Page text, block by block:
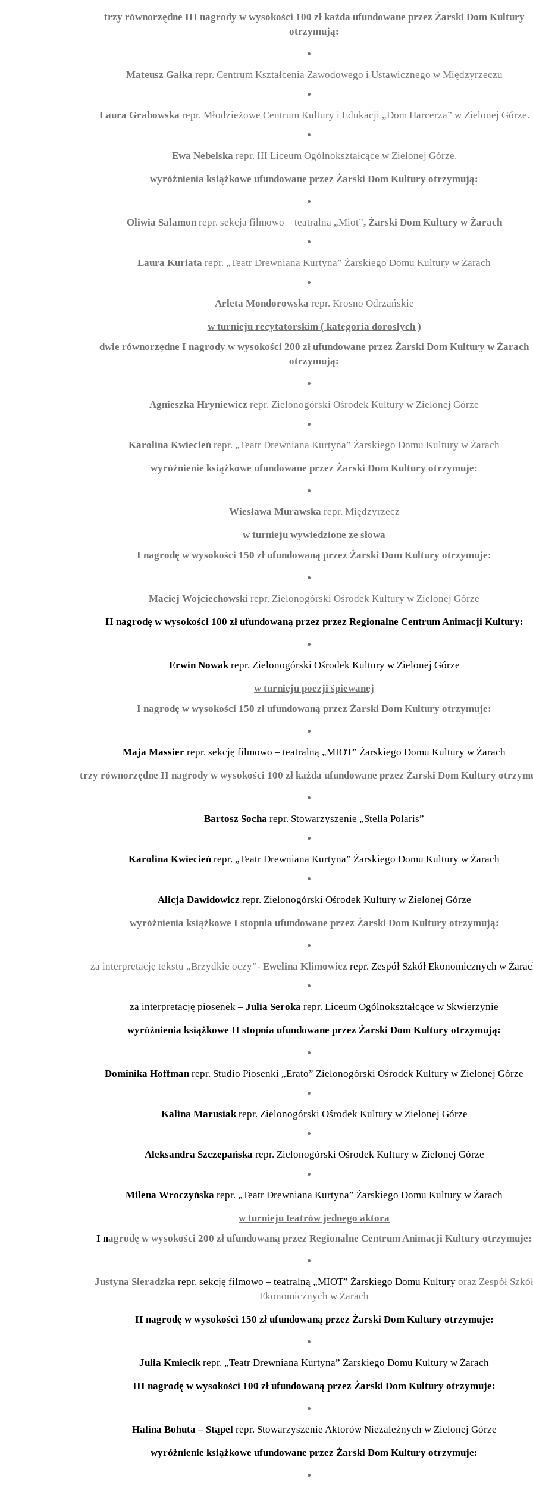
trzy równorzędne III nagrody w wysokości 100 zł każda ufundowane przez Żarski Dom Kultury
otrzymują:
Mateusz Gałka repr. Centrum Kształcenia Zawodowego i Ustawicznego w Międzyrzeczu
Laura Grabowska repr. Młodzieżowe Centrum Kultury i Edukacji „Dom Harcerza” w Zielonej Górze.
Ewa Nebelska repr. III Liceum Ogólnokształcące w Zielonej Górze.
wyróżnienia książkowe ufundowane przez Żarski Dom Kultury otrzymują:
Oliwia Salamon repr. sekcja filmowo – teatralna „Miot”, Żarski Dom Kultury w Żarach
Laura Kuriata repr. „Teatr Drewniana Kurtyna” Żarskiego Domu Kultury w Żarach
Arleta Mondorowska repr. Krosno Odrzańskie
w turnieju recytatorskim ( kategoria dorosłych )
dwie równorzędne I nagrody w wysokości 200 zł ufundowane przez Żarski Dom Kultury w Żarach
otrzymują:
Agnieszka Hryniewicz repr. Zielonogórski Ośrodek Kultury w Zielonej Górze
Karolina Kwiecień repr. „Teatr Drewniana Kurtyna” Żarskiego Domu Kultury w Żarach
wyróżnienie książkowe ufundowane przez Żarski Dom Kultury otrzymuje:
Wiesława Murawska repr. Międzyrzecz
w turnieju wywiedzione ze słowa
I nagrodę w wysokości 150 zł ufundowaną przez Żarski Dom Kultury otrzymuje:
Maciej Wojciechowski repr. Zielonogórski Ośrodek Kultury w Zielonej Górze
II nagrodę w wysokości 100 zł ufundowaną przez przez Regionalne Centrum Animacji Kultury:
Erwin Nowakrepr. Zielonogórski Ośrodek Kultury w Zielonej Górze
w turnieju poezji śpiewanej
I nagrodę w wysokości 150 zł ufundowaną przez Żarski Dom Kultury otrzymuje:
Maja Massier repr. sekcję filmowo – teatralną „MIOT” Żarskiego Domu Kultury w Żarach
trzy równorzędne II nagrody w wysokości 100 zł każda ufundowane przez Żarski Dom Kultury
Bartosz Socha repr. Stowarzyszenie „Stella Polaris”
Karolina Kwiecieńrepr. „Teatr Drewniana Kurtyna” Żarskiego Domu Kultury w Żarach
Alicja Dawidowicz repr. Zielonogórski Ośrodek Kultury w Zielonej Górze
wyróżnienia książkowe I stopnia ufundowane przez Żarski Dom Kultury otrzymują:
za interpretację tekstu „Brzydkie oczy”- Ewelina Klimowicz repr. Zespół Szkół Ekonomicznych w
za interpretację piosenek – Julia Seroka repr. Liceum Ogólnokształcące w Skwierzynie
wyróżnienia książkowe II stopnia ufundowane przez Żarski Dom Kultury otrzymują:
Dominika Hoffmanrepr. Studio Piosenki „Erato” Zielonogórski Ośrodek Kultury w Zielonej Górze
Kalina Marusiakrepr. Zielonogórski Ośrodek Kultury w Zielonej Górze
Aleksandra Szczepańskarepr. Zielonogórski Ośrodek Kultury w Zielonej Górze
Milena Wroczyńska repr. „Teatr Drewniana Kurtyna” Żarskiego Domu Kultury w Żarach
w turnieju teatrów jednego aktora
I nagrodę w wysokości 200 zł ufundowaną przez Regionalne Centrum Animacji Kultury otrzymuje:
Justyna Sieradzka repr. sekcję filmowo – teatralną „MIOT” Żarskiego Domu Kultury oraz Zespół Szkół
Ekonomicznych w Żarach
II nagrodę w wysokości 150 zł ufundowaną przez Żarski Dom Kultury otrzymuje:
Julia Kmiecikrepr. „Teatr Drewniana Kurtyna” Żarskiego Domu Kultury w Żarach
III nagrodę w wysokości 100 zł ufundowaną przez Żarski Dom Kultury otrzymuje:
Halina Bohuta – Stąpel repr. Stowarzyszenie Aktorów Niezależnych w Zielonej Górze
wyróżnienie książkowe ufundowane przez Żarski Dom Kultury otrzymuje: